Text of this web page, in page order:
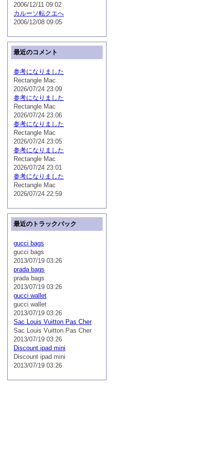
2006/12/11 09:02
カルーソ転クエへ
2006/12/08 09:05
最近のコメント
参考になりました
Rectangle Mac
2026/07/24 23:09
参考になりました
Rectangle Mac
2026/07/24 23:06
参考になりました
Rectangle Mac
2026/07/24 23:05
参考になりました
Rectangle Mac
2026/07/24 23:01
参考になりました
Rectangle Mac
2026/07/24 22:59
最近のトラックバック
gucci bags
gucci bags
2013/07/19 03:26
prada bags
prada bags
2013/07/19 03:26
gucci wallet
gucci wallet
2013/07/19 03:26
Sac Louis Vuitton Pas Cher
Sac Louis Vuitton Pas Cher
2013/07/19 03:26
Discount ipad mini
Discount ipad mini
2013/07/19 03:26